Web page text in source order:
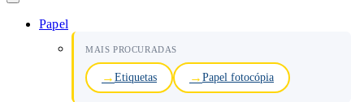
Papel
MAIS PROCURADAS
Etiquetas Papel fotocópia